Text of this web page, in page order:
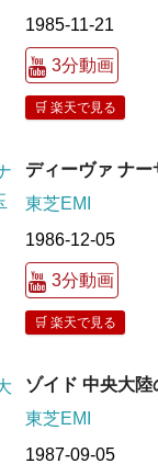
1985-11-21
3分動画
🛒 楽天で見る
ディーヴァ ナ
東芝EMI
1986-12-05
3分動画
🛒 楽天で見る
ゾイド 中央大陸
東芝EMI
1987-09-05